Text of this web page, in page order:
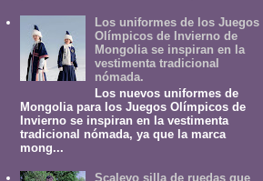
Los uniformes de los Juegos
Olímpicos de Invierno de
Mongolia se inspiran en la
vestimenta tradicional
nómada.
Los nuevos uniformes de
Mongolia para los Juegos Olímpicos de
Invierno se inspiran en la vestimenta
tradicional nómada, ya que la marca
mong...
Scalevo silla de ruedas que